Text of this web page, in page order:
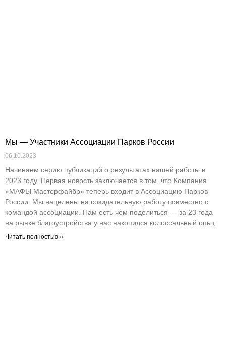
Мы — Участники Ассоциации Парков России
06.10.2023
Начинаем серию публикаций о результатах нашей работы в
2023 году. Первая новость заключается в том, что Компания
«МАФЫ Мастерфайбр» теперь входит в Ассоциацию Парков
России. Мы нацелены на созидательную работу совместно с
командой ассоциации. Нам есть чем поделиться — за 23 года
на рынке благоустройства у нас накопился колоссальный опыт,
Читать полностью »